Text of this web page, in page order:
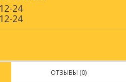
24
24
ОТЗЫВЫ (0)